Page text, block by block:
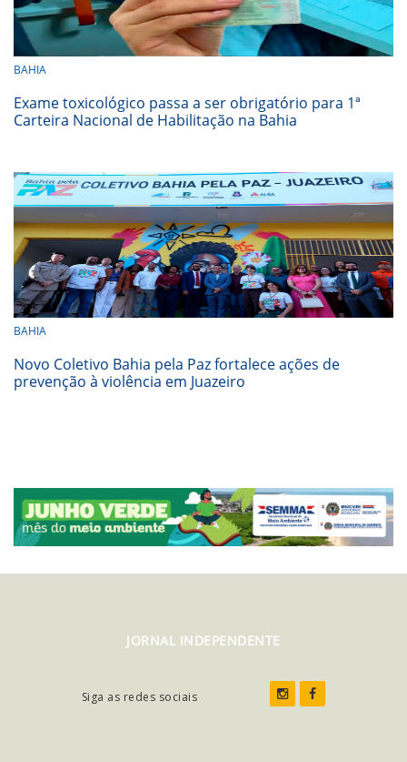
BAHIA
Exame toxicológico passa a ser obrigatório para 1ª
Carteira Nacional de Habilitação na Bahia
BAHIA
Novo Coletivo Bahia pela Paz fortalece ações de
prevenção à violência em Juazeiro
JORNAL INDEPENDENTE
Siga as redes sociais